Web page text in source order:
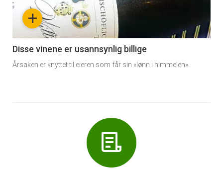
nå
6
+
Disse vinene er usannsynlig billige
Årsaken er knyttet til eieren som får sin «lønn i himmelen».